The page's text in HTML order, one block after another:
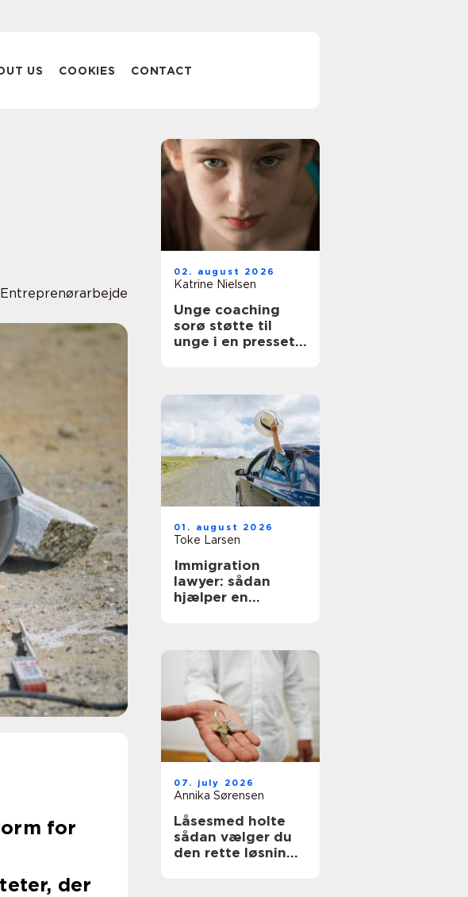
US COOKIES CONTACT
Entreprenørarbejde
for
der
02. august 2026
Katrine Nielsen
Unge coaching
sorø støtte til
unge i en presset
01. august 2026
Toke Larsen
Immigration
lawyer: sådan
hjælper en
07. july 2026
Annika Sørensen
Låsesmed holte
sådan vælger du
den rette løsning